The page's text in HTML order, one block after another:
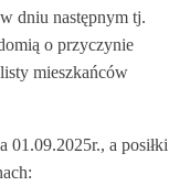
dniu następnym tj.
o przyczynie
mieszkańców
01.09.2025r., a posiłki